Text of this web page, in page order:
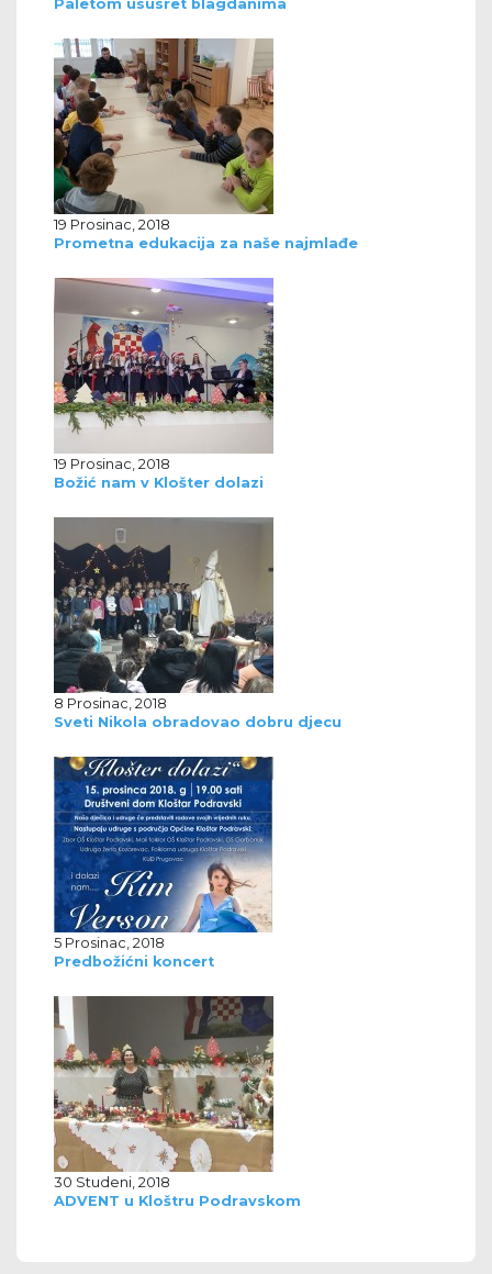
Paletom ususret blagdanima
19 Prosinac, 2018
Prometna edukacija za naše najmlađe
19 Prosinac, 2018
Božić nam v Klošter dolazi
8 Prosinac, 2018
Sveti Nikola obradovao dobru djecu
5 Prosinac, 2018
Predbožićni koncert
30 Studeni, 2018
ADVENT u Kloštru Podravskom